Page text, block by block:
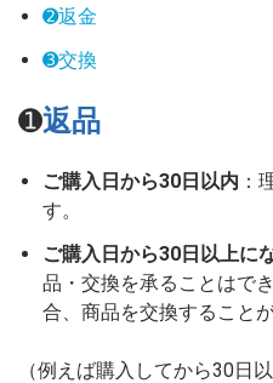
➋返金
➌交換
➊返品
ご購入日から30日以内 ：
す。
ご購入日から30日以上に
品・交換を承ることはで
合、商品を交換すること
（例えば購入してから30日